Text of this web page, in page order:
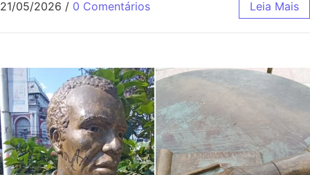
21/05/2026 / 0 Comentários Leia Mais